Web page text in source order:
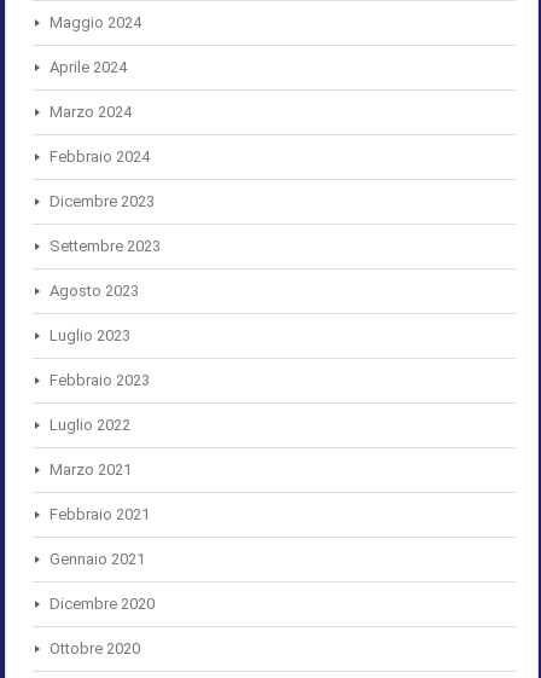
Maggio 2024
Aprile 2024
Marzo 2024
Febbraio 2024
Dicembre 2023
Settembre 2023
Agosto 2023
Luglio 2023
Febbraio 2023
Luglio 2022
Marzo 2021
Febbraio 2021
Gennaio 2021
Dicembre 2020
Ottobre 2020